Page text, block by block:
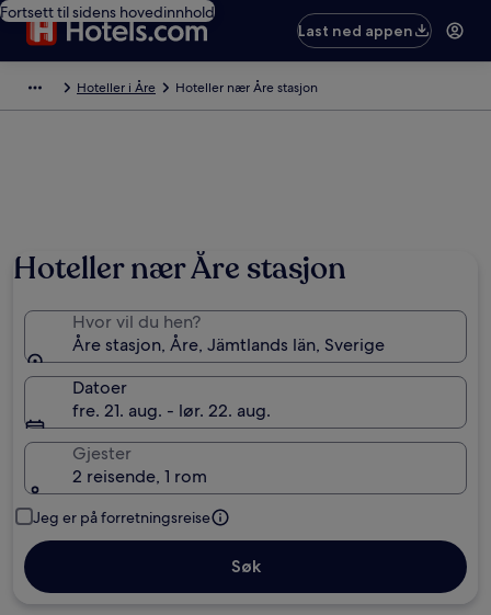
Fortsett til sidens hovedinnhold
Last ned appen
Hoteller i Åre Hoteller nær Åre stasjon
Hoteller nær Åre stasjon
Hvor vil du hen?
Åre stasjon, Åre, Jämtlands län, Sverige
Datoer
fre. 21. aug. - lør. 22. aug.
Gjester
2 reisende, 1 rom
Jeg er på forretningsreise
Søk